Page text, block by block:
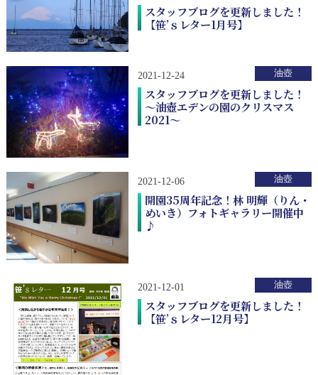
スタッフブログを更新しました！
【笹’ｓレター1月号】
2021-12-24
スタッフブログを更新しました！
～油壺エデンの園のクリスマス
2021～
油壺
2021-12-06
開園35周年記念！林 明輝（りん・
めいき）フォトギャラリー開催中
♪
油壺
2021-12-01
スタッフブログを更新しました！
【笹’ｓレター12月号】
油壺